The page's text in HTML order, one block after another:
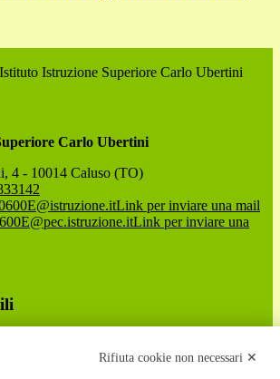
Istituto Istruzione Superiore Carlo Ubertini
Carlo Ubertini
4 - 10014 Caluso (TO)
Link per inviare una mail
Link per inviare una
Rifiuta cookie non necessari ✕